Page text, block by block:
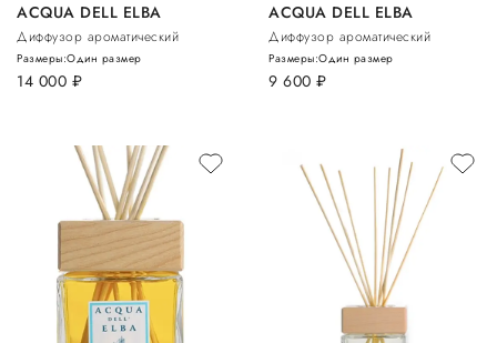
ACQUA DELL ELBA
Диффузор ароматический
14 000 руб.
Размеры:Один размер
ACQUA DELL ELBA
Диффузор ароматический
9 600 руб.
Размеры:Один размер